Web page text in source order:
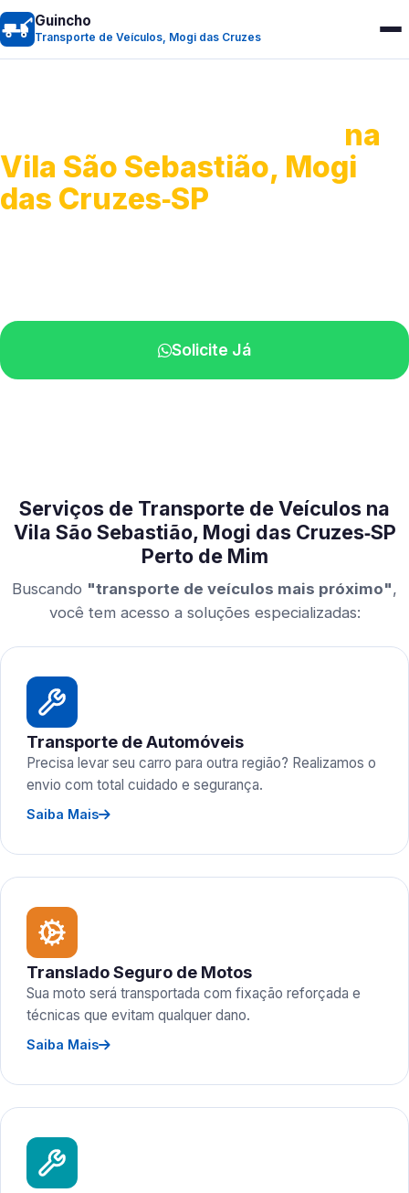
Guincho
Transporte de Veículos, Mogi das Cruzes
na
Vila São Sebastião, Mogi
das Cruzes‑SP
Solicite Já
Serviços de Transporte de Veículos na
Vila São Sebastião, Mogi das Cruzes‑SP
Perto de Mim
Buscando "transporte de veículos mais próximo",
você tem acesso a soluções especializadas:
Transporte de Automóveis
Precisa levar seu carro para outra região? Realizamos o
envio com total cuidado e segurança.
Saiba Mais
Translado Seguro de Motos
Sua moto será transportada com fixação reforçada e
técnicas que evitam qualquer dano.
Saiba Mais